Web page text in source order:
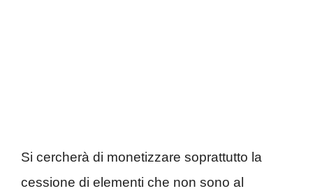
Si cercherà di monetizzare soprattutto la
cessione di elementi che non sono al